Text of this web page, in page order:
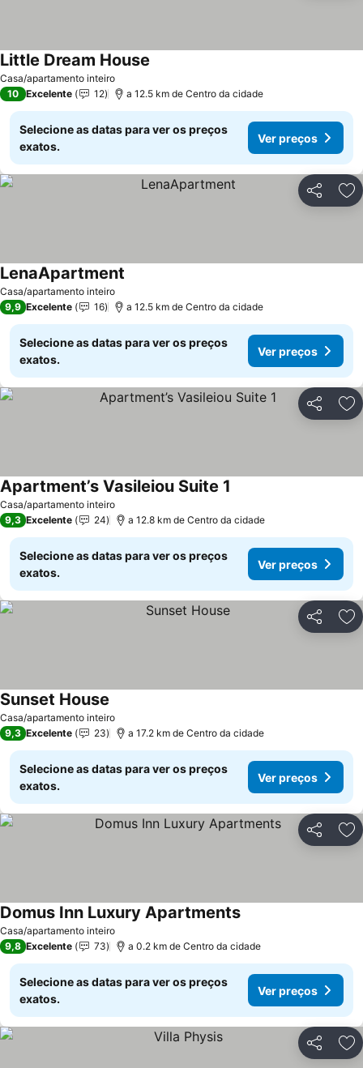
Casa/apartamento inteiro
Little Dream House
10 Excelente 12 a 12.5 km de Centro da cidade
Selecione as datas para ver os preços
exatos.
Ver preços
Partilhar
Casa/apartamento inteiro
LenaApartment
9,9 Excelente 16 a 12.5 km de Centro da cidade
Selecione as datas para ver os preços
exatos.
Ver preços
Partilhar
Casa/apartamento inteiro
Apartment’s Vasileiou Suite 1
9,3 Excelente 24 a 12.8 km de Centro da cidade
Selecione as datas para ver os preços
exatos.
Ver preços
Partilhar
Casa/apartamento inteiro
Sunset House
9,3 Excelente 23 a 17.2 km de Centro da cidade
Selecione as datas para ver os preços
exatos.
Ver preços
Partilhar
Casa/apartamento inteiro
Domus Inn Luxury Apartments
9,8 Excelente 73 a 0.2 km de Centro da cidade
Selecione as datas para ver os preços
exatos.
Ver preços
Partilhar